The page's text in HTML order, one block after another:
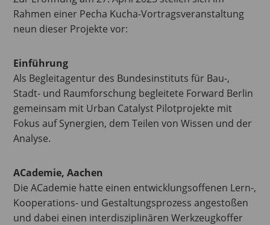
Rahmen einer Pecha Kucha-Vortragsveranstaltung
neun dieser Projekte vor:
Einführung
Als Begleitagentur des Bundesinstituts für Bau-,
Stadt- und Raumforschung begleitete Forward Berlin
gemeinsam mit Urban Catalyst Pilotprojekte mit
Fokus auf Synergien, dem Teilen von Wissen und der
Analyse.
ACademie, Aachen
Die ACademie hatte einen entwicklungsoffenen Lern-,
Kooperations- und Gestaltungsprozess angestoßen
und dabei einen interdisziplinären Werkzeugkoffer